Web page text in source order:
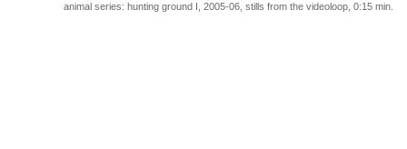
animal series: hunting ground I, 2005-06, stills from the videoloop, 0:15 min.